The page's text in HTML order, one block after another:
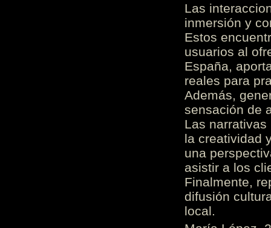
Las
inmersión y
Estos
usuarios al
España,
reales para
Además,
sensación de
Las
la creatividad
una
asistir a los
Finalmente,
difusión
local.